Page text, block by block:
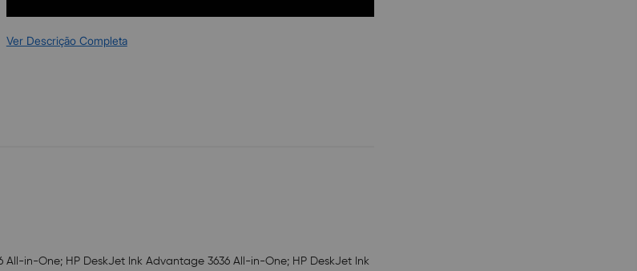
Ver Descrição Completa
in-One; HP DeskJet Ink Advantage 3636 All-in-One; HP DeskJet Ink